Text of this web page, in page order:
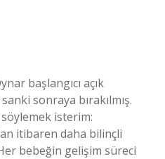
başlangıcı açık
sonraya bırakılmış.
isterim:
itibaren daha bilinçli
bebeğin gelişim süreci